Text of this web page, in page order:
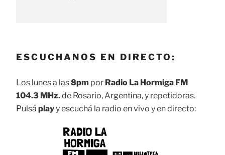
ESCUCHANOS EN DIRECTO:
Los lunes a las8pm por Radio La Hormiga FM
104.3 MHz.de Rosario, Argentina, y repetidoras.
Pulsá playy escuchá la radio en vivo y en directo: